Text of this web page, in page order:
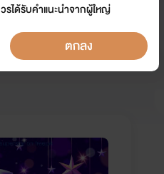
ได้รับคำแนะนำจากผู้ใหญ่
ตกลง